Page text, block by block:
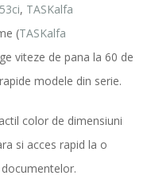
, TASKalfa
(TASKalfa
viteze de pana la 60 de
modele din serie.
color de dimensiuni
si acces rapid la o